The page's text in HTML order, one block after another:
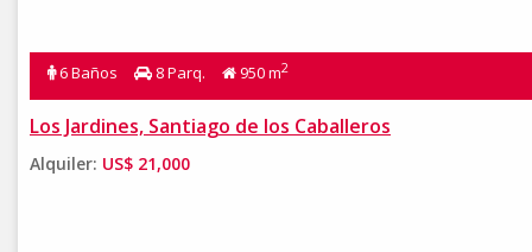
6 Baños 8 Parq. 950 m2
Los Jardines, Santiago de los Caballeros
Alquiler: US$ 21,000